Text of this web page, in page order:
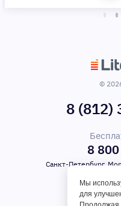
©
8 (812)
8
Санкт-Петербург,
Мы
для